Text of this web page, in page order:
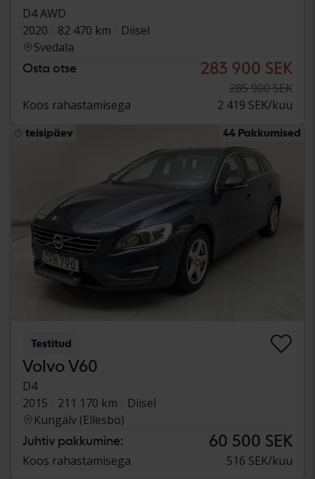
D4 AWD
2020
82 470 km
Diisel
Svedala
Osta otse 283 900 SEK
285 900 SEK
Koos rahastamisega
2 419 SEK/kuu
teisipäev 44 Pakkumised
Testitud
Volvo V60
D4
2015
211 170 km
Diisel
Kungälv (Ellesbo)
Juhtiv pakkumine: 60 500 SEK
Koos rahastamisega 516 SEK/kuu